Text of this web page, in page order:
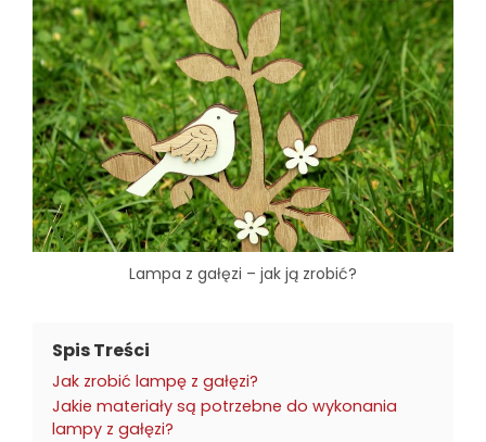
Lampa z gałęzi – jak ją zrobić?
Spis Treści
Jak zrobić lampę z gałęzi?
Jakie materiały są potrzebne do wykonania
lampy z gałęzi?